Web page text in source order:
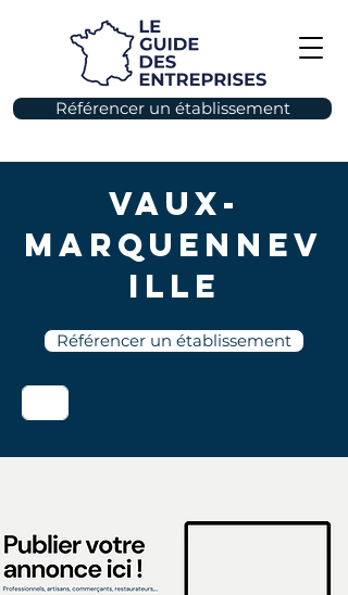
Référencer un établissement
Vaux-
Marquennev
ille
Référencer un établissement